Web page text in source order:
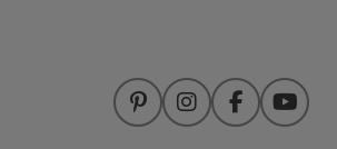
PinterestInstagramFacebookYouTube